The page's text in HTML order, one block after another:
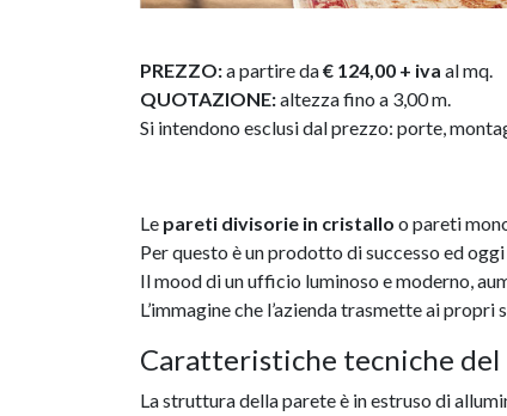
PREZZO:a partire da€ 124,00 + iva al mq.
QUOTAZIONE:altezza fino a 3,00 m.
Si intendono esclusi dal prezzo: porte,
Le pareti divisorie in cristallo o pareti
Per questo è un prodotto di successo ed
Il mood di un ufficio luminoso e moderno,
L’immagine che l’azienda trasmette ai
Caratteristiche tecniche
La struttura della parete è in estruso di